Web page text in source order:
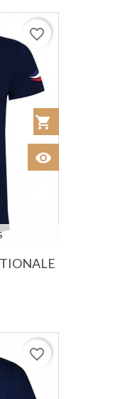
shopping_cart
visibility
favorite_border
favorite_border